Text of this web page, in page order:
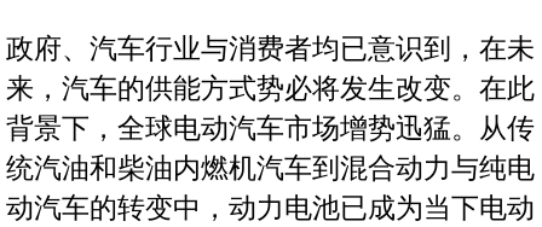
政府、汽车行业与消费者均已意识到，在未
来，汽车的供能方式势必将发生改变。在此
背景下，全球电动汽车市场增势迅猛。从传
统汽油和柴油内燃机汽车到混合动力与纯电
动汽车的转变中，动力电池已成为当下电动